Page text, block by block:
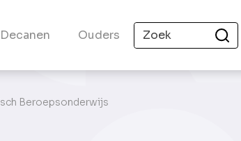
Decanen Ouders
Beroepsonderwijs